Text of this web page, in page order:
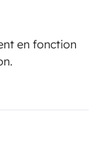
en fonction